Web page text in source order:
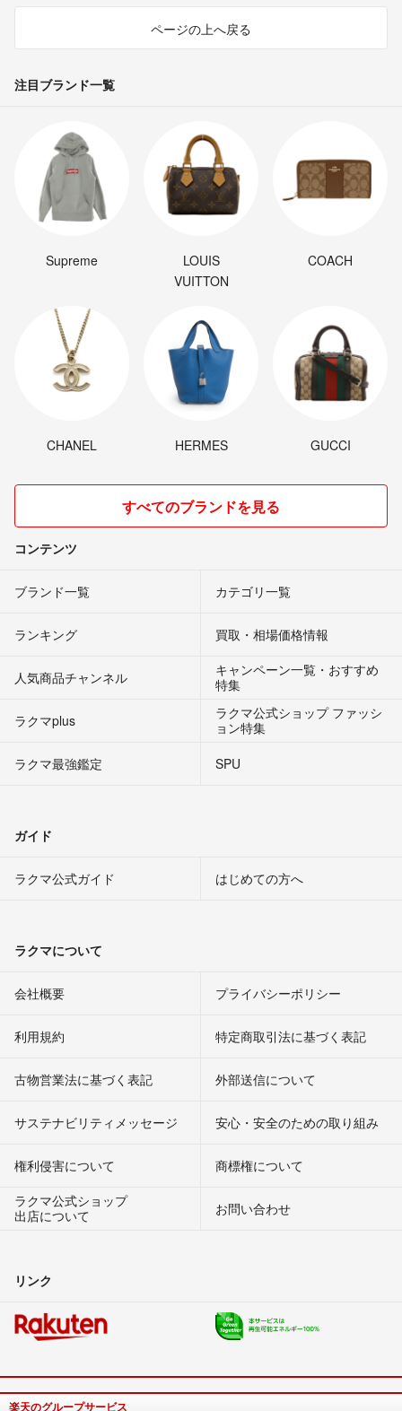
ページの上へ戻る
注目ブランド一覧
Supreme
LOUIS
VUITTON
COACH
CHANEL HERMES GUCCI
すべてのブランドを見る
コンテンツ
ブランド一覧 カテゴリ一覧
ランキング 買取・相場価格情報
人気商品チャンネル
キャンペーン一覧・おすすめ
特集
ラクマplus
ラクマ公式ショップ ファッシ
ョン特集
ラクマ最強鑑定
SPU
ガイド
ラクマ公式ガイド はじめての方へ
ラクマについて
会社概要 プライバシーポリシー
利用規約 特定商取引法に基づく表記
古物営業法に基づく表記 外部送信について
サステナビリティメッセージ 安心・安全のための取り組み
権利侵害について
商標権について
ラクマ公式ショップ
出店について
お問い合わせ
リンク
楽天のグループサービス